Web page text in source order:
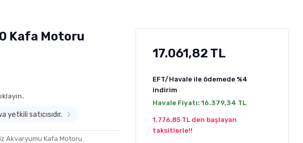
Kafa Motoru
yetkili satıcısıdır.
Akvaryumu Kafa Motoru
17.061,82 TL
EFT/Havale ile ödemede %4
indirim
Havale Fiyatı: 16.379,34 TL
1.776,85 TL den başlayan
taksitlerle!!